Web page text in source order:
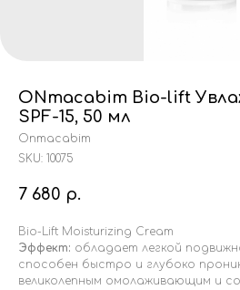
ONmacabim Bio-lift
SPF-15, 50 мл
Onmacabim
SKU: 10075
7 680 р.
Bio-Lift Moisturizing Cream
Эффект: обладает легкой
способен быстро и глубоко
великолепным омолаживающим и